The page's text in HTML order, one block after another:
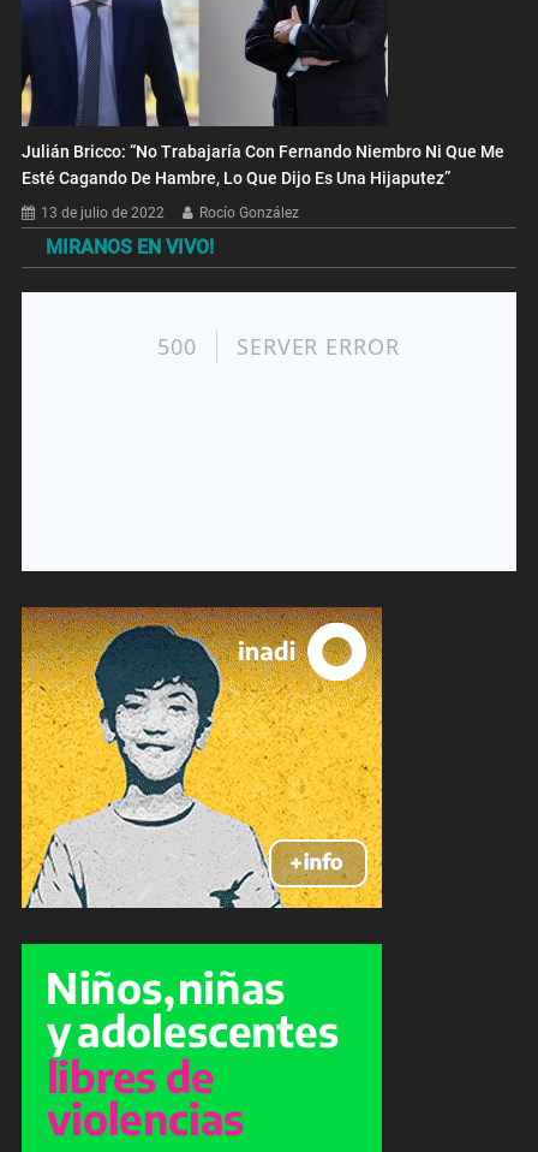
Julián Bricco: “No Trabajaría Con Fernando Niembro Ni Que Me
Esté Cagando De Hambre, Lo Que Dijo Es Una Hijaputez”
13 de julio de 2022 Rocío González
MIRANOS EN VIVO!